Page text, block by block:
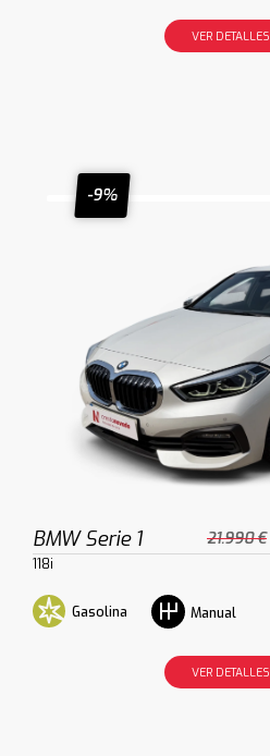
VER DETALLES
-9%
BMW Serie 1 21.990 €
118i
Gasolina Manual
VER DETALLES